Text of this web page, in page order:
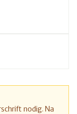
nodig. Na